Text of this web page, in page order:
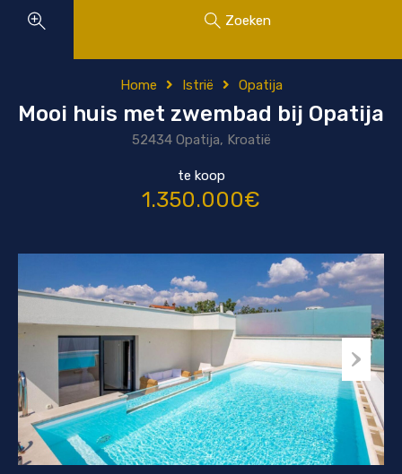
Zoeken
Home Istrië Opatija
Mooi huis met zwembad bij Opatija
52434 Opatija, Kroatië
te koop
1.350.000€